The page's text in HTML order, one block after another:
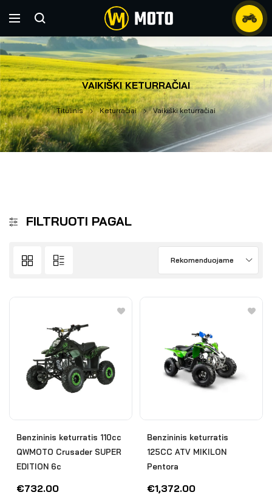
VAIKIŠKI KETURRAČIAI
Titulinis Keturračiai Vaikiški keturračiai
FILTRUOTI PAGAL
Rekomenduojame
Benzininis keturratis 110cc
QWMOTO Crusader SUPER
EDITION 6c
€732.00
Benzininis keturratis
125CC ATV MIKILON
Pentora
€1,372.00